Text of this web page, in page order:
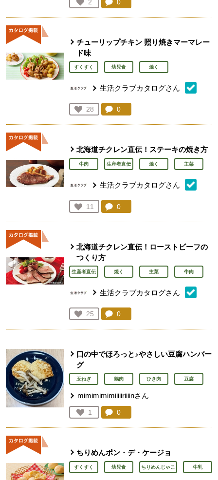
お気に入り登録：
2
人が登録
コメント：
0
チューリップチキン 照り焼きマーマレー
ド味
すくすく 幼児食 焼く
生活クラブカタログさん
お気に入り登録：
28
人が登録
コメント：
0
北海道チクレン直伝！ステーキの焼き方
牛肉 生産者直伝 焼く 主菜
生活クラブカタログさん
お気に入り登録：
11
人が登録
コメント：
0
北海道チクレン直伝！ローストビーフの
つくり方
生産者直伝 焼く 主菜 牛肉
生活クラブカタログさん
お気に入り登録：
25
人が登録
コメント：
0
口の中でほろっと♪やさしい豆腐ハンバー
グ
玉ねぎ 鶏肉 ひき肉 豆腐
mimimimimiiiiiriiiinさん
お気に入り登録：
1
人が登録
コメント：
0
ちりめんポン・デ・ケージョ
すくすく 幼児食 ちりめんじゃこ 牛乳